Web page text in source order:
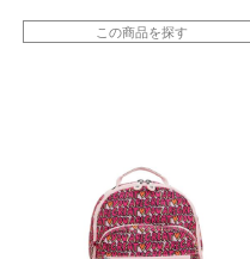
この商品を探す